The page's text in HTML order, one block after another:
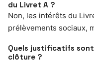
du Livret A ?
Non, les intérêts du
prélèvements sociaux,
Quels justificatifs
clôture ?